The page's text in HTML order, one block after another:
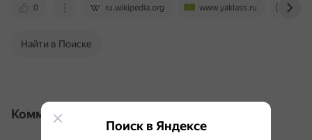
0 ru.wikipedia.org www.yaklass.ru
Найти в Поиске
Комментарии
Поиск в Яндексе